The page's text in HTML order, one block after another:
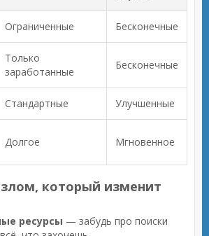
Ограниченные Бесконечные
Только
заработанные
Бесконечные
Стандартные Улучшенные
Долгое Мгновенное
который изменит
ресурсы — забудь про поиски